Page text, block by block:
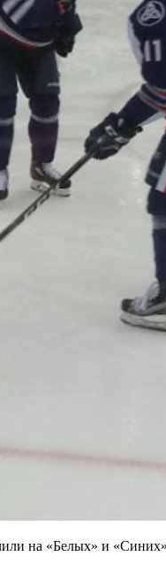
на «Белых» и